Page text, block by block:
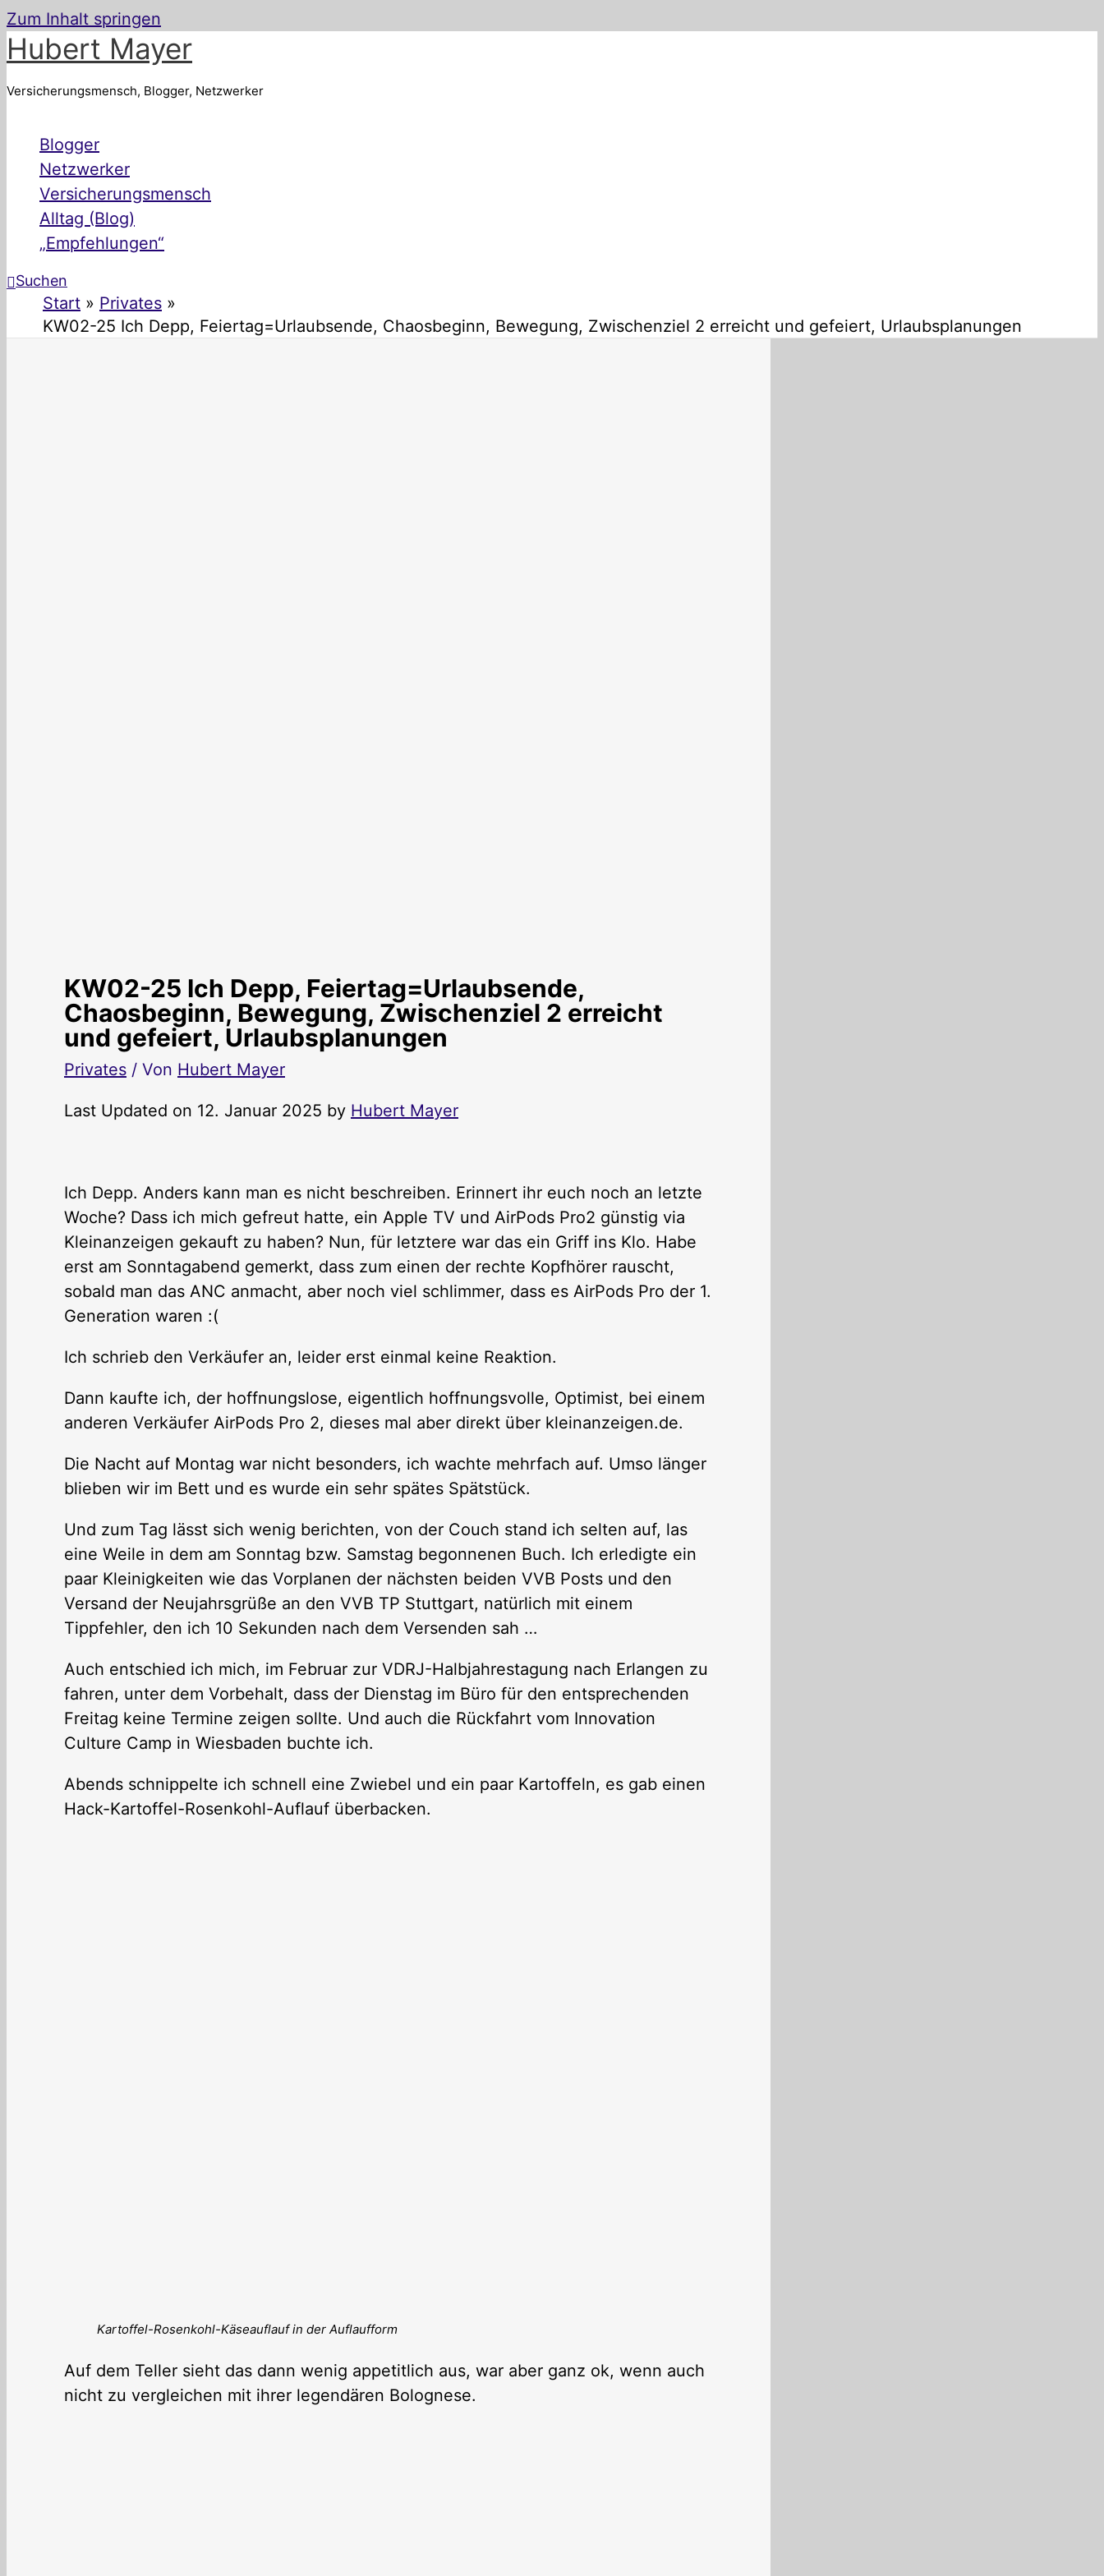
Zum Inhalt springen
Hubert Mayer
Versicherungsmensch, Blogger, Netzwerker
Blogger
Netzwerker
Versicherungsmensch
Alltag (Blog)
„Empfehlungen“
Suchen
Start
Privates
KW02-25 Ich Depp, Feiertag=Urlaubsende, Chaosbeginn, Bewegung, Zwischenziel 2 erreicht und gefeiert, Urlaubsplanungen
KW02-25 Ich Depp, Feiertag=Urlaubsende,
Chaosbeginn, Bewegung, Zwischenziel 2 erreicht
und gefeiert, Urlaubsplanungen
Privates / Von Hubert Mayer
Last Updated on 12. Januar 2025 by Hubert Mayer
Ich Depp. Anders kann man es nicht beschreiben. Erinnert ihr euch noch an letzte
Woche? Dass ich mich gefreut hatte, ein Apple TV und AirPods Pro2 günstig via
Kleinanzeigen gekauft zu haben? Nun, für letztere war das ein Griff ins Klo. Habe
erst am Sonntagabend gemerkt, dass zum einen der rechte Kopfhörer rauscht,
sobald man das ANC anmacht, aber noch viel schlimmer, dass es AirPods Pro der 1.
Generation waren :(
Ich schrieb den Verkäufer an, leider erst einmal keine Reaktion.
Dann kaufte ich, der hoffnungslose, eigentlich hoffnungsvolle, Optimist, bei einem
anderen Verkäufer AirPods Pro 2, dieses mal aber direkt über kleinanzeigen.de.
Die Nacht auf Montag war nicht besonders, ich wachte mehrfach auf. Umso länger
blieben wir im Bett und es wurde ein sehr spätes Spätstück.
Und zum Tag lässt sich wenig berichten, von der Couch stand ich selten auf, las
eine Weile in dem am Sonntag bzw. Samstag begonnenen Buch. Ich erledigte ein
paar Kleinigkeiten wie das Vorplanen der nächsten beiden VVB Posts und den
Versand der Neujahrsgrüße an den VVB TP Stuttgart, natürlich mit einem
Tippfehler, den ich 10 Sekunden nach dem Versenden sah …
Auch entschied ich mich, im Februar zur VDRJ-Halbjahrestagung nach Erlangen zu
fahren, unter dem Vorbehalt, dass der Dienstag im Büro für den entsprechenden
Freitag keine Termine zeigen sollte. Und auch die Rückfahrt vom Innovation
Culture Camp in Wiesbaden buchte ich.
Abends schnippelte ich schnell eine Zwiebel und ein paar Kartoffeln, es gab einen
Hack-Kartoffel-Rosenkohl-Auflauf überbacken.
Kartoffel-Rosenkohl-Käseauflauf in der Auflaufform
Auf dem Teller sieht das dann wenig appetitlich aus, war aber ganz ok, wenn auch
nicht zu vergleichen mit ihrer legendären Bolognese.